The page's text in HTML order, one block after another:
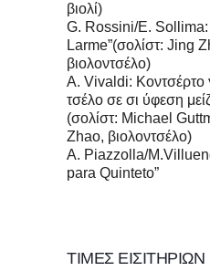
βιολί)
G. Rossini/E. Sollima:
Larme”(σολίστ: Jing
βιολοντσέλο)
A. Vivaldi: Κοντσέρτο
τσέλο σε σι ύφεση
(σολίστ: Michael
Zhao, βιολοντσέλο)
Α. Piazzolla/
para Quinteto”
ΤΙΜΕΣ ΕΙΣΙΤΗΡΙΩΝ